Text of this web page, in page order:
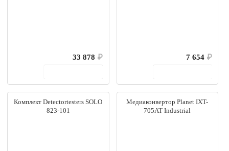
33 878 ₽
7 654 ₽
Комплект Detectortesters SOLO
823-101
Медиаконвертор Planet IXT-
705AT Industrial